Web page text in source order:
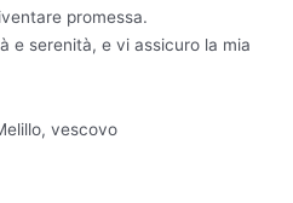
promessa.
e serenità, e vi assicuro la mia
vescovo